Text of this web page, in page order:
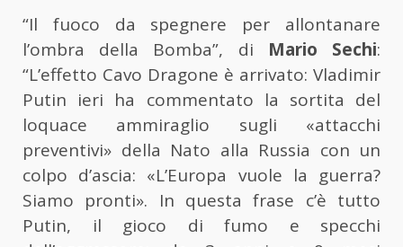
“Il fuoco da spegnere per allontanare
l’ombra della Bomba”, di Mario Sechi:
“L’effetto Cavo Dragone è arrivato: Vladimir
Putin ieri ha commentato la sortita del
loquace ammiraglio sugli «attacchi
preventivi» della Nato alla Russia con un
colpo d’ascia: «L’Europa vuole la guerra?
Siamo pronti». In questa frase c’è tutto
Putin, il gioco di fumo e specchi